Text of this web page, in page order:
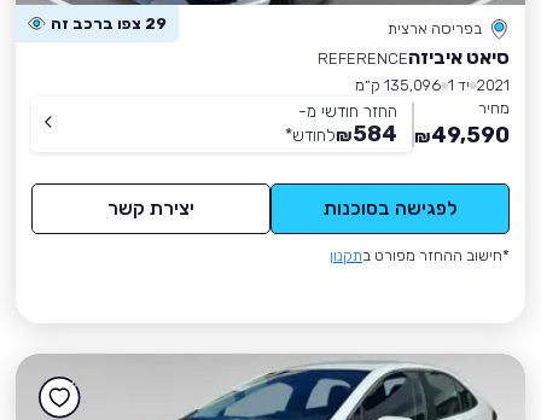
בפריסה ארצית 29 צפו ברכב זה
סיאט איביזהREFERENCE
2021 יד 1
135,096 ק״מ
מחיר
49,590
₪
החזר חודשי מ-
584
₪לחודש*
לפגישה בסוכנות יצירת קשר
*חישוב ההחזר מפורט בתקנון